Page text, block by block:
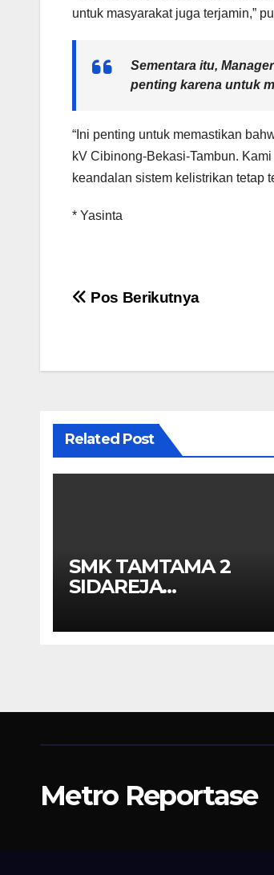
untuk masyarakat juga terjamin,”
Sementara itu,
penting karena untuk
“Ini penting untuk memastikan
kV Cibinong-Bekasi-Tambun.
keandalan sistem kelistrikan tetap
* Yasinta
Navigasi
Pos Berikutnya
Related Post
SMK TAMTAMA 2
SIDAREJA
SISWA SETELAH UN
Metro Reportase